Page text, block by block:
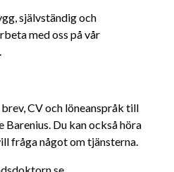
självständig och
med oss på vår
CV och löneanspråk till
Barenius. Du kan också höra
fråga något om tjänsterna.